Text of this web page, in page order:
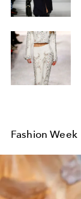
Fashion Week